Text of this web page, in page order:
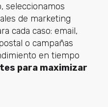
seleccionamos
de marketing
cada caso: email,
o campañas
en tiempo
para maximizar